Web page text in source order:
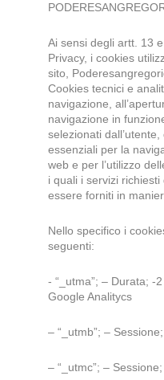
Ai sensi degli artt. 13
Privacy, i cookies
sito,
Cookies tecnici e
navigazione,
navigazione in
selezionati dall’utente,
essenziali per la
web e per l’utilizzo
i quali i servizi richiesti
essere forniti in
Nello specifico i
seguenti:
- “_utma”; – Durata; -
Google Analitycs
– “_utmb”; –
– “_utmc”; –